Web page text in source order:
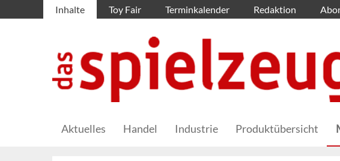
Inhalte Toy Fair Terminkalender Redaktion
Aktuelles Handel Industrie Produktübersicht